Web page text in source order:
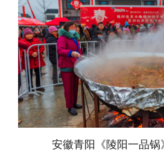
安徽青阳《陵阳一品锅